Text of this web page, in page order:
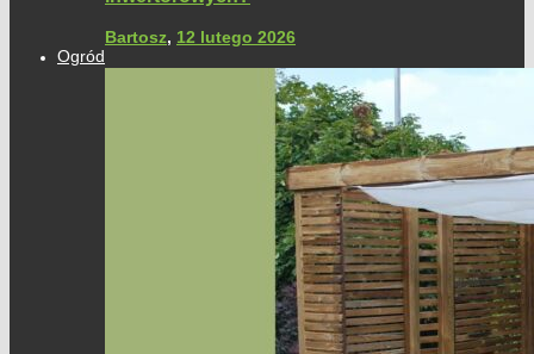
Bartosz, 12 lutego 2026
Ogród